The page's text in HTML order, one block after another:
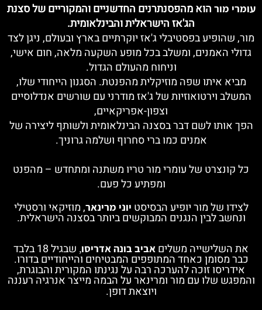
עומרי מור הוא מהפסנתרנים החדשניים והמקוריים של סצנת
הג'אז הישראלית והבינלאומית.
מור, שהופיע בפסטיבלי ג'אז יוקרתיים בארץ ובעולם, ניגן לצד
גדולי האמנים, ומשלב בכל מופע השקעה מלאה, חום אישי,
וניחוח מהעולם הגדול.
מביא איתו שפה מוזיקלית מהפנטת. הסגנון הייחודי שלו,
המשלב וירטואוזיות של ג'אז מודרני עם שורשים אנדלוסיים
וצפון-אפריקאיים,
הפך אותו לשם דבר בסצנה הבינלאומית ולשותף ליצירה של
אמנים כמו ברי סחרוף ושלמה גרוניך.
כל קונצרט של עומרי מור טריו משתנה ומתחדש – מהפנט
ומפתיע כל פעם.
לצידו של מור יופיע הבסיסט יוני מרינאר, מוזיקאי ורסטילי
ונחשב לבין הנגנים המבוקשים ביותר בסצנה הישראלית.
את השלישייה משלים אביב בונה אדריסו, שבגיל 18 בלבד
כבר מסומן כאחד המתופפים המבטיחים והייחודיים בדורו.
אידריסו זוכה להערכה רבה על נגינתו המקורית והבוגרת,
והמפגש שלו עם מור ומרינאר על הבמה מייצר אנרגיה רעננה
ויוצאת דופן.